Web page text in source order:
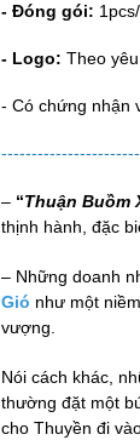
- Đóng gói:
- Logo: Theo
- Có chứng nhận
– “Thuận Buồm
thịnh hành, đặc
– Những doanh
Gió như một
vượng.
Nói cách khác,
thường đặt một
cho Thuyền đi